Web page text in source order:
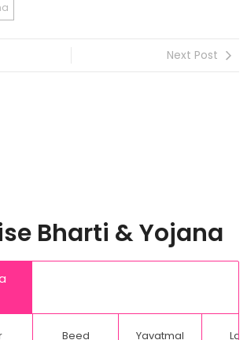
Next Post
Bharti & Yojana
Beed Yavatmal